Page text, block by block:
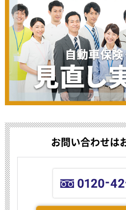
お問い合わせは